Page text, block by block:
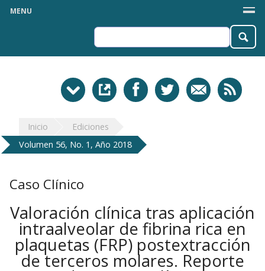
MENU
Inicio
Ediciones
Volumen 56, No. 1, Año 2018
Caso Clínico
Valoración clínica tras aplicación
intraalveolar de fibrina rica en
plaquetas (FRP) postextracción
de terceros molares. Reporte